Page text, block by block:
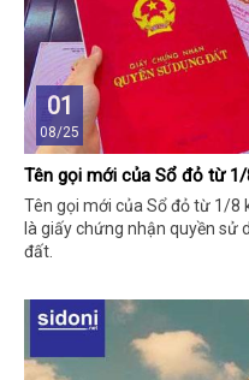
01
08/25
Tên gọi mới của Sổ đỏ từ
Tên gọi mới của Sổ đỏ từ 1/8
là giấy chứng nhận quyền sử
đất.